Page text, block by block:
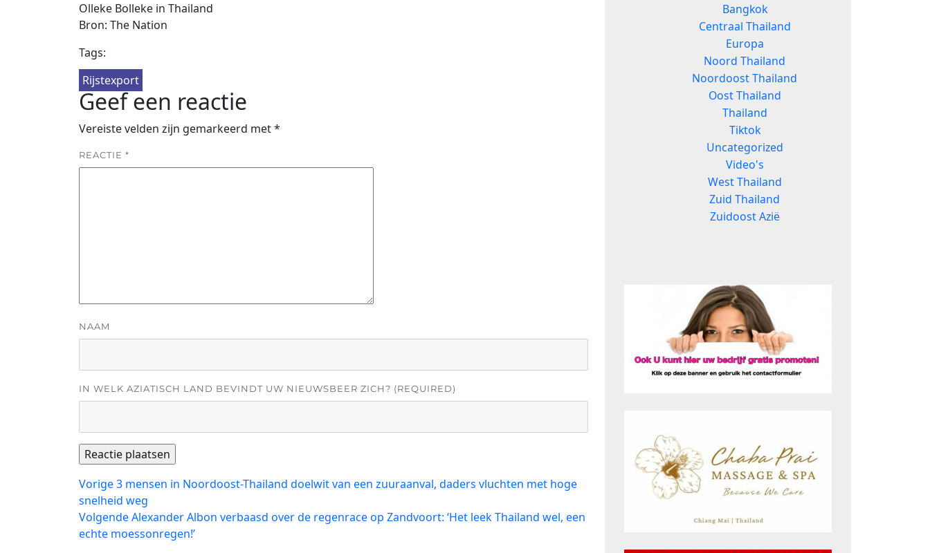
Olleke Bolleke in Thailand
Bron: The Nation
Tags:
Rijstexport
Geef een reactie
Vereiste velden zijn gemarkeerd met*
REACTIE *
NAAM
IN WELK AZIATISCH LAND BEVINDT UW NIEUWSBEER ZICH? (REQUIRED)
Bericht
navigatie
VorigeVorig
bericht:
3 mensen in Noordoost-Thailand doelwit van een zuuraanval, daders vluchten met hoge
snelheid weg
VolgendeVolgend
bericht:
Alexander Albon verbaasd over de regenrace op Zandvoort: ‘Het leek Thailand wel, een
echte moessonregen!’
Bangkok
Centraal Thailand
Europa
Noord Thailand
Noordoost Thailand
Oost Thailand
Thailand
Tiktok
Uncategorized
Video's
West Thailand
Zuid Thailand
Zuidoost Azië